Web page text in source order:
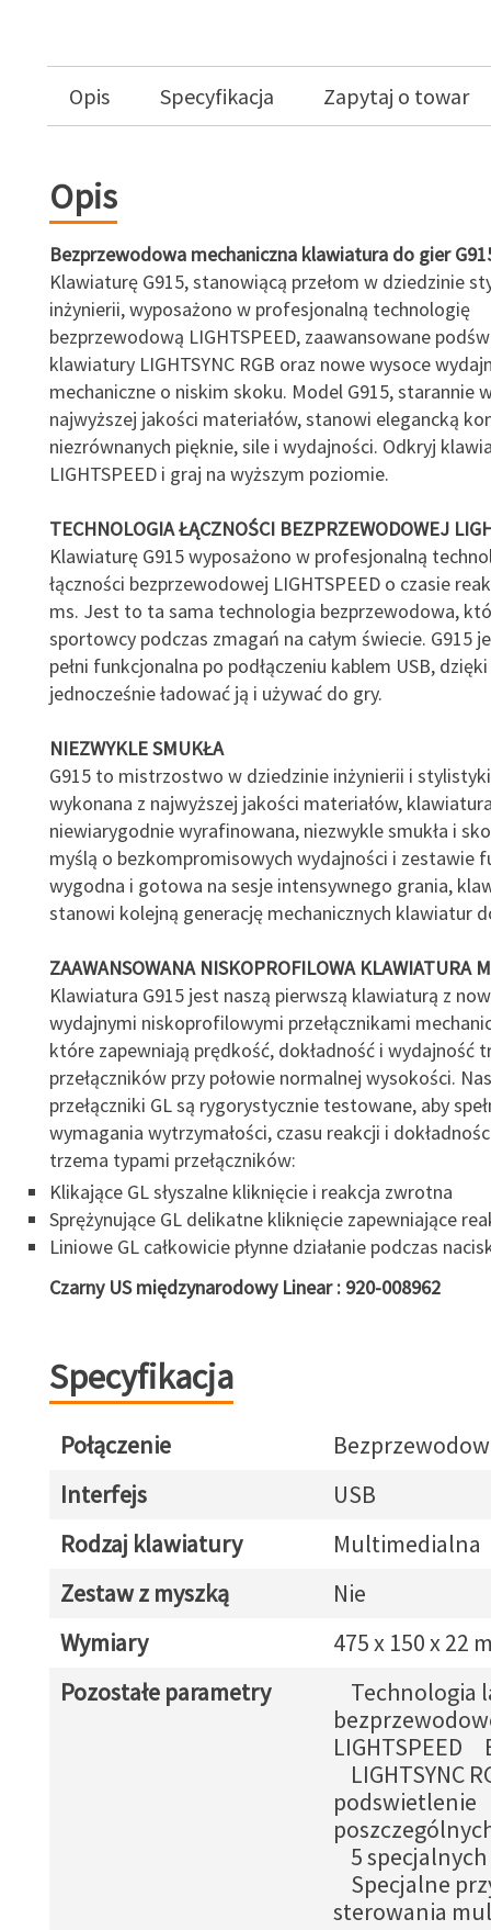
Opis Specyfikacja Zapytaj o towar
Opis
Bezprzewodowa mechaniczna klawiatura do gier
Klawiaturę G915, stanowiącą przełom w dziedzinie
inżynierii, wyposażono w profesjonalną technologię
bezprzewodową LIGHTSPEED, zaawansowane
klawiatury LIGHTSYNC RGB oraz nowe wysoce
mechaniczne o niskim skoku. Model G915, starannie
najwyższej jakości materiałów, stanowi elegancką
niezrównanych pięknie, sile i wydajności. Odkryj
LIGHTSPEED i graj na wyższym poziomie.
TECHNOLOGIA ŁĄCZNOŚCI BEZPRZEWODOWEJ
Klawiaturę G915 wyposażono w profesjonalną
łączności bezprzewodowej LIGHTSPEED o czasie
ms. Jest to ta sama technologia bezprzewodowa,
sportowcy podczas zmagań na całym świecie. G915
pełni funkcjonalna po podłączeniu kablem USB,
jednocześnie ładować ją i używać do gry.
NIEZWYKLE SMUKŁA
G915 to mistrzostwo w dziedzinie inżynierii i
wykonana z najwyższej jakości materiałów,
niewiarygodnie wyrafinowana, niezwykle smukła i
myślą o bezkompromisowych wydajności i zestawie
wygodna i gotowa na sesje intensywnego grania,
stanowi kolejną generację mechanicznych klawiatur
ZAAWANSOWANA NISKOPROFILOWA KLAWIATURA
Klawiatura G915 jest naszą pierwszą klawiaturą z
wydajnymi niskoprofilowymi przełącznikami
które zapewniają prędkość, dokładność i wydajność
przełączników przy połowie normalnej wysokości.
przełączniki GL są rygorystycznie testowane, aby
wymagania wytrzymałości, czasu reakcji i
trzema typami przełączników:
Klikające GL słyszalne kliknięcie i reakcja zwrotna
Sprężynujące GL delikatne kliknięcie zapewniające
Liniowe GL całkowicie płynne działanie podczas
Czarny US międzynarodowy Linear : 920-008962
Specyfikacja
Połączenie
Interfejs
USB
Rodzaj klawiatury
Multimedialna
Zestaw z myszką
Nie
Wymiary
475 x 150 x 22
Pozostałe parametry
Technologia
LIGHTSPEED
LIGHTSYNC
podswietlenie
5 specjalnych
Specjalne
sterowania